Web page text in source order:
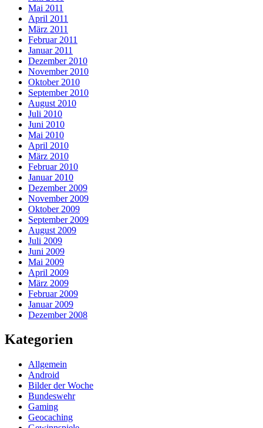
Mai 2011
April 2011
März 2011
Februar 2011
Januar 2011
Dezember 2010
November 2010
Oktober 2010
September 2010
August 2010
Juli 2010
Juni 2010
Mai 2010
April 2010
März 2010
Februar 2010
Januar 2010
Dezember 2009
November 2009
Oktober 2009
September 2009
August 2009
Juli 2009
Juni 2009
Mai 2009
April 2009
März 2009
Februar 2009
Januar 2009
Dezember 2008
Kategorien
Allgemein
Android
Bilder der Woche
Bundeswehr
Gaming
Geocaching